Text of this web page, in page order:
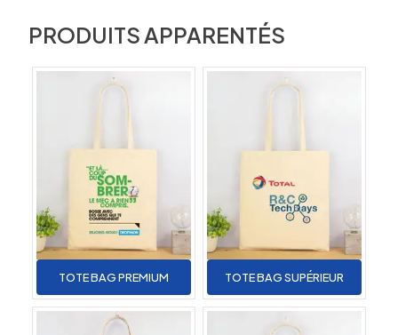
PRODUITS APPARENTÉS
TOTE BAG PREMIUM TOTE BAG SUPÉRIEUR